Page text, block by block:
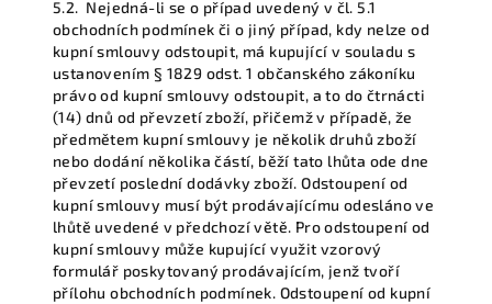
5.2. Nejedná-li se o případ uvedený v čl. 5.1
obchodních podmínek či o jiný případ, kdy nelze od
kupní smlouvy odstoupit, má kupující v souladu s
ustanovením § 1829 odst. 1 občanského zákoníku
právo od kupní smlouvy odstoupit, a to do čtrnácti
(14) dnů od převzetí zboží, přičemž v případě, že
předmětem kupní smlouvy je několik druhů zboží
nebo dodání několika částí, běží tato lhůta ode dne
převzetí poslední dodávky zboží. Odstoupení od
kupní smlouvy musí být prodávajícímu odesláno ve
lhůtě uvedené v předchozí větě. Pro odstoupení od
kupní smlouvy může kupující využit vzorový
formulář poskytovaný prodávajícím, jenž tvoří
přílohu obchodních podmínek. Odstoupení od kupní